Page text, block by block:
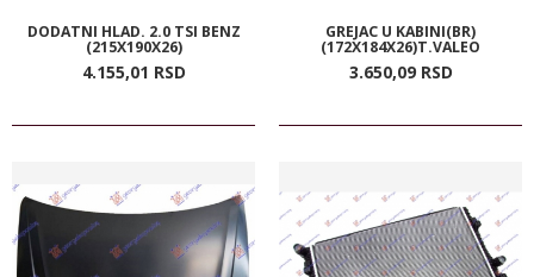
DODATNI HLAD. 2.0 TSI BENZ
(215X190X26)
4.155,01 RSD
GREJAC U KABINI(BR)
(172X184X26)T.VALEO
3.650,09 RSD